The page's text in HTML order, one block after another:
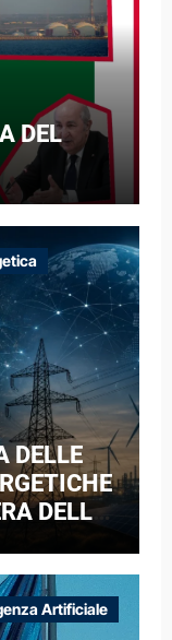
DEL
DELLE
DELLA
DELLA
Artificiale